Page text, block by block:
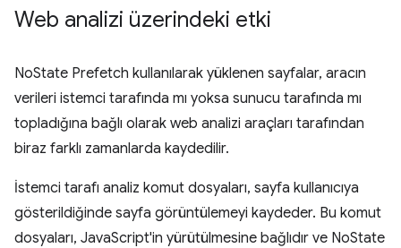
Web analizi üzerindeki etki
NoState Prefetch kullanılarak yüklenen sayfalar, aracın
verileri istemci tarafında mı yoksa sunucu tarafında mı
topladığına bağlı olarak web analizi araçları tarafından
biraz farklı zamanlarda kaydedilir.
İstemci tarafı analiz komut dosyaları, sayfa kullanıcıya
gösterildiğinde sayfa görüntülemeyi kaydeder. Bu komut
dosyaları, JavaScript'in yürütülmesine bağlıdır ve NoState